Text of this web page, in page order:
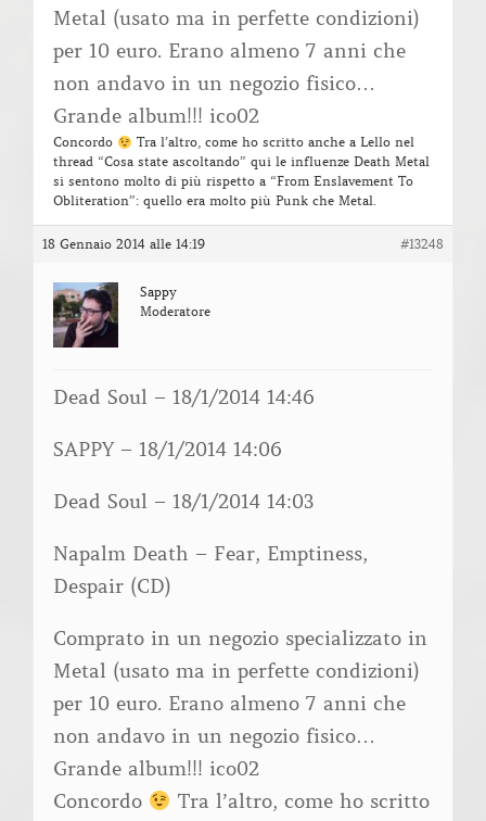
Metal (usato ma in perfette condizioni)
per 10 euro. Erano almeno 7 anni che
non andavo in un negozio fisico…
Grande album!!! ico02
Concordo
Tra l’altro, come ho scritto anche a Lello nel
thread “Cosa state ascoltando” qui le influenze Death Metal
si sentono molto di più rispetto a “From Enslavement To
Obliteration”: quello era molto più Punk che Metal.
18 Gennaio 2014 alle 14:19 #13248
Sappy
Moderatore
Dead Soul – 18/1/2014 14:46
SAPPY – 18/1/2014 14:06
Dead Soul – 18/1/2014 14:03
Napalm Death – Fear, Emptiness,
Despair (CD)
Comprato in un negozio specializzato in
Metal (usato ma in perfette condizioni)
per 10 euro. Erano almeno 7 anni che
non andavo in un negozio fisico…
Grande album!!! ico02
Concordo
Tra l’altro, come ho scritto